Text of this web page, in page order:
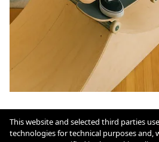
agb
cookie policy
This website and selected third parties
technologies for technical purposes